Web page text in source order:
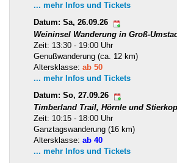
... mehr Infos und Tickets
Datum: Sa, 26.09.26
Weininsel Wanderung in Groß-
Zeit: 13:30 - 19:00 Uhr
Genußwanderung (ca. 12 km)
Altersklasse: ab 50
... mehr Infos und Tickets
Datum: So, 27.09.26
Timberland Trail, Hörnle und
Zeit: 10:15 - 18:00 Uhr
Ganztagswanderung (16 km)
Altersklasse: ab 40
... mehr Infos und Tickets